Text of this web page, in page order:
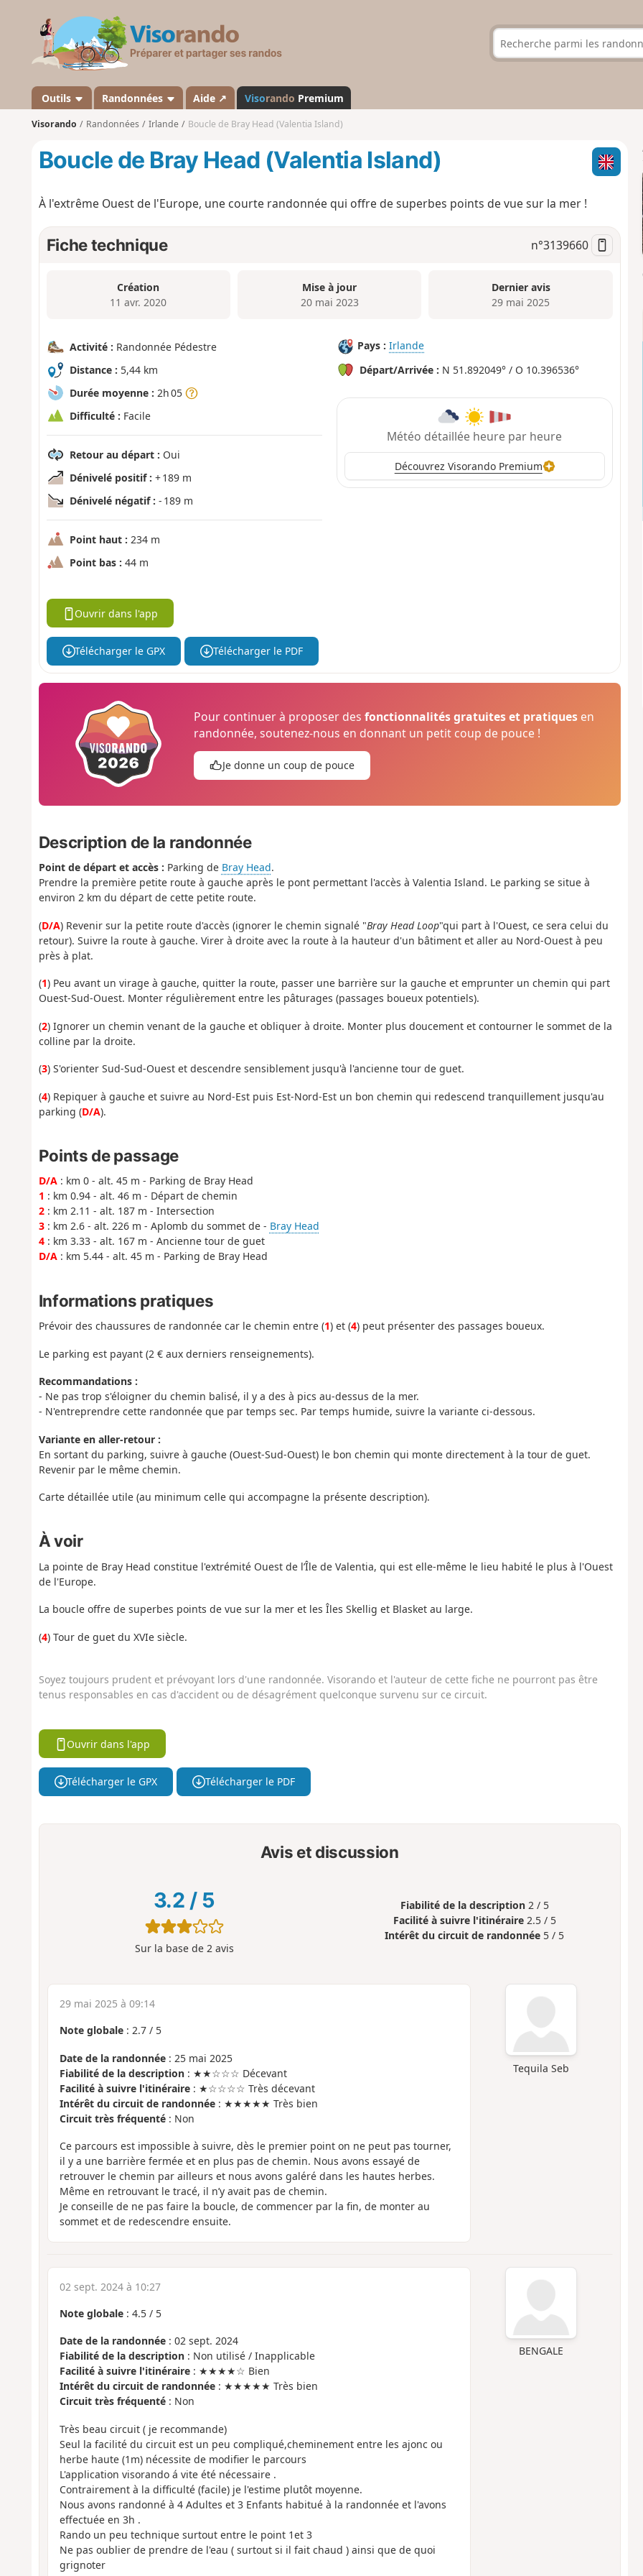
s
a
n
d
Outils Randonnées Aide ↗ Visorando Premium
Visorando Randonnées Irlande Boucle de Bray Head (Valentia Island)
Boucle de Bray Head (Valentia Island)
À l'extrême Ouest de l'Europe, une courte randonnée qui offre de superbes points de vue sur la mer !
Fiche technique n°3139660
Création
11 avr. 2020
Mise à jour
20 mai 2023
Dernier avis
29 mai 2025
Activité : Randonnée Pédestre
Distance : 5,44 km
Durée moyenne : 2h 05
Difficulté : Facile
Retour au départ : Oui
Dénivelé positif : + 189 m
Dénivelé négatif : - 189 m
Point haut : 234 m
Point bas : 44 m
Pays : Irlande
Départ/Arrivée : N 51.892049° / O 10.396536°
Météo détaillée heure par heure
Découvrez Visorando Premium
Ouvrir dans l'app
Télécharger le GPX Télécharger le PDF
Pour continuer à proposer desfonctionnalités gratuites et pratiques en
randonnée, soutenez-nous en donnant un petit coup de pouce !
Je donne un coup de pouce
Description de la randonnée
Point de départ et accès : Parking de Bray Head.
Prendre la première petite route à gauche après le pont permettant l'accès à Valentia Island. Le parking se situe à
environ 2 km du départ de cette petite route.
(D/A) Revenir sur la petite route d'accès (ignorer le chemin signalé "Bray Head Loop"qui part à l'Ouest, ce sera celui du
retour). Suivre la route à gauche. Virer à droite avec la route à la hauteur d'un bâtiment et aller au Nord-Ouest à peu
près à plat.
(1) Peu avant un virage à gauche, quitter la route, passer une barrière sur la gauche et emprunter un chemin qui part
Ouest-Sud-Ouest. Monter régulièrement entre les pâturages (passages boueux potentiels).
(2) Ignorer un chemin venant de la gauche et obliquer à droite. Monter plus doucement et contourner le sommet de la
colline par la droite.
(3) S'orienter Sud-Sud-Ouest et descendre sensiblement jusqu'à l'ancienne tour de guet.
(4) Repiquer à gauche et suivre au Nord-Est puis Est-Nord-Est un bon chemin qui redescend tranquillement jusqu'au
parking (D/A).
Points de passage
D/A: km 0 - alt. 45 m - Parking de Bray Head
1 : km 0.94 - alt. 46 m - Départ de chemin
2: km 2.11 - alt. 187 m - Intersection
3: km 2.6 - alt. 226 m - Aplomb du sommet de - Bray Head
4: km 3.33 - alt. 167 m - Ancienne tour de guet
D/A: km 5.44 - alt. 45 m - Parking de Bray Head
Informations pratiques
Prévoir des chaussures de randonnée car le chemin entre (1) et (4) peut présenter des passages boueux.
Le parking est payant (2 € aux derniers renseignements).
Recommandations :
- Ne pas trop s'éloigner du chemin balisé, il y a des à pics au-dessus de la mer.
- N'entreprendre cette randonnée que par temps sec. Par temps humide, suivre la variante ci-dessous.
Variante en aller-retour :
En sortant du parking, suivre à gauche (Ouest-Sud-Ouest) le bon chemin qui monte directement à la tour de guet.
Revenir par le même chemin.
Carte détaillée utile (au minimum celle qui accompagne la présente description).
À voir
La pointe de Bray Head constitue l'extrémité Ouest de l’Île de Valentia, qui est elle-même le lieu habité le plus à l'Ouest
de l'Europe.
La boucle offre de superbes points de vue sur la mer et les Îles Skellig et Blasket au large.
(4) Tour de guet du XVIe siècle.
Soyez toujours prudent et prévoyant lors d'une randonnée. Visorando et l'auteur de cette fiche ne pourront pas être
tenus responsables en cas d'accident ou de désagrément quelconque survenu sur ce circuit.
Ouvrir dans l'app
Télécharger le GPX Télécharger le PDF
Avis et discussion
3.2 / 5
Sur la base de 2avis
Fiabilité de la description 2 / 5
Facilité à suivre l'itinéraire 2.5 / 5
Intérêt du circuit de randonnée 5 / 5
Tequila Seb
29 mai 2025 à 09:14
Note globale: 2.7/ 5
Date de la randonnée: 25 mai 2025
Fiabilité de la description: ★★☆☆☆ Décevant
Facilité à suivre l'itinéraire: ★☆☆☆☆ Très décevant
Intérêt du circuit de randonnée: ★★★★★ Très bien
Circuit très fréquenté: Non
Ce parcours est impossible à suivre, dès le premier point on ne peut pas tourner,
il y a une barrière fermée et en plus pas de chemin. Nous avons essayé de
retrouver le chemin par ailleurs et nous avons galéré dans les hautes herbes.
Même en retrouvant le tracé, il n’y avait pas de chemin.
Je conseille de ne pas faire la boucle, de commencer par la fin, de monter au
sommet et de redescendre ensuite.
BENGALE
02 sept. 2024 à 10:27
Note globale: 4.5/ 5
Date de la randonnée: 02 sept. 2024
Fiabilité de la description: Non utilisé / Inapplicable
Facilité à suivre l'itinéraire: ★★★★☆ Bien
Intérêt du circuit de randonnée: ★★★★★ Très bien
Circuit très fréquenté: Non
Très beau circuit ( je recommande)
Seul la facilité du circuit est un peu compliqué,cheminement entre les ajonc ou
herbe haute (1m) nécessite de modifier le parcours
L'application visorando á vite été nécessaire .
Contrairement à la difficulté (facile) je l'estime plutôt moyenne.
Nous avons randonné à 4 Adultes et 3 Enfants habitué à la randonnée et l'avons
effectuée en 3h .
Rando un peu technique surtout entre le point 1et 3
Ne pas oublier de prendre de l'eau ( surtout si il fait chaud ) ainsi que de quoi
grignoter